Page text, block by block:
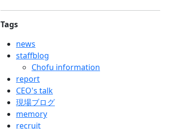
Tags
news
staffblog
Chofu information
report
CEO's talk
現場ブログ
memory
recruit